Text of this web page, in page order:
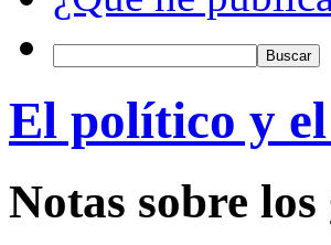
El político y
Notas sobre